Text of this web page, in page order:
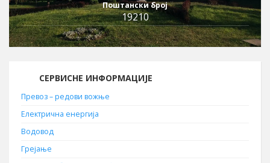
Поштански број
19210
СЕРВИСНЕ ИНФОРМАЦИЈЕ
Превоз – редови вожње
Електрична енергија
Водовод
Грејање